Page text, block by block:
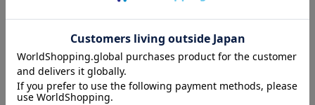
テスト２回分（計４００問）を収録。解答、解説、和訳、音声ス
クリプト掲載。公式スピーカーによる音声ＣＤ付き。音声ダウン
ロード可（特典付き）。参考スコア範囲換算表付き。
目次（「BOOK」データベースより）